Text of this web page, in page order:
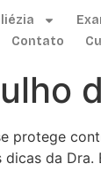
Contato
protege
da Dra.